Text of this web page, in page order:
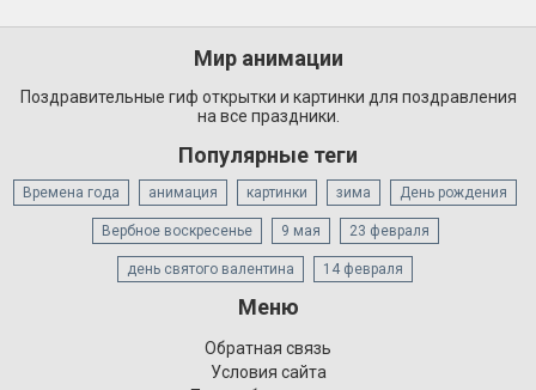
Мир анимации
Поздравительные гиф открытки и картинки для поздравления
на все праздники.
Популярные теги
Времена года анимация картинки зима День рождения
Вербное воскресенье 9 мая 23 февраля
день святого валентина 14 февраля
Меню
Обратная связь
Условия сайта